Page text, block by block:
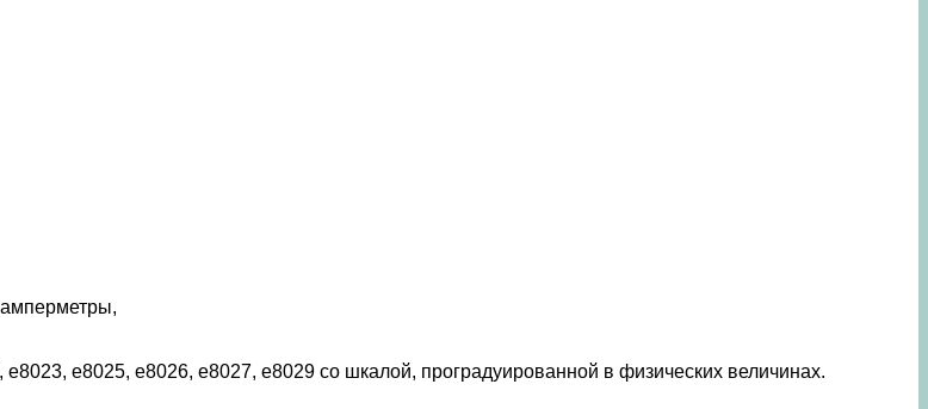
e8025, e8026, e8027, e8029 со шкалой, проградуированной в физических величинах.